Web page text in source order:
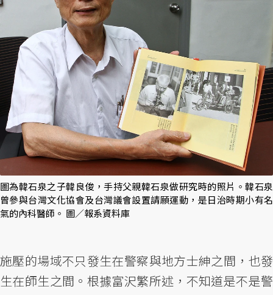
圖為韓石泉之子韓良俊，手持父親韓石泉做研究時的照片。韓石泉
曾參與台灣文化協會及台灣議會設置請願運動，是日治時期小有名
氣的內科醫師。 圖／報系資料庫
施壓的場域不只發生在警察與地方士紳之間，也發
生在師生之間。根據富沢繁所述，不知道是不是警